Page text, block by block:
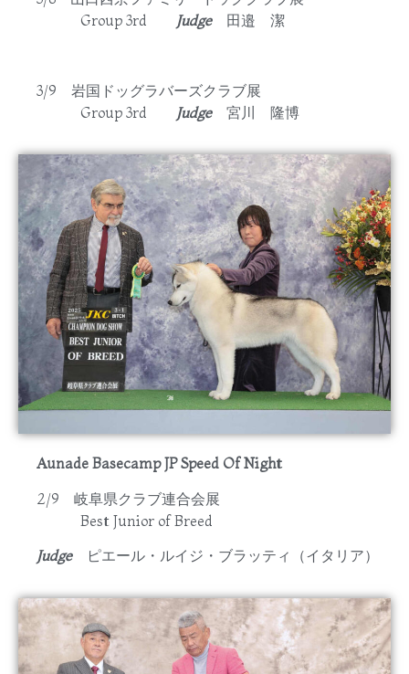
Group 3rd Judge 田邉 潔
3/9 岩国ドッグラバーズクラブ展
Group 3rd Judge 宮川 隆博
Aunade Basecamp JP Speed Of Night
2/9 岐阜県クラブ連合会展
Best Junior of Breed
Judge
ピエール・ルイジ・ブラッティ（イタリア）